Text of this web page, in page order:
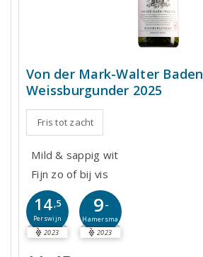
Von der Mark-Walter Baden
Weissburgunder 2025
Fris tot zacht
Mild & sappig wit
Fijn zo of bij vis
14,5
Perswijn
2023
9-
Hamersma
2023